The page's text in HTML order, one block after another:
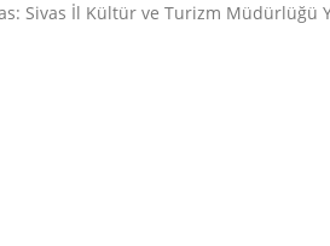
Sivas İl Kültür ve Turizm Müdürlüğü